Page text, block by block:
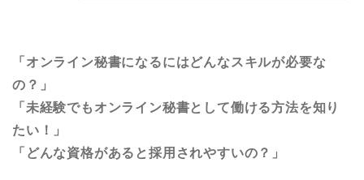
「オンライン秘書になるにはどんなスキルが必要な
の？」
「未経験でもオンライン秘書として働ける方法を知り
たい！」
「どんな資格があると採用されやすいの？」